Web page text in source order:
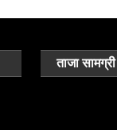
ताजा सामग्री